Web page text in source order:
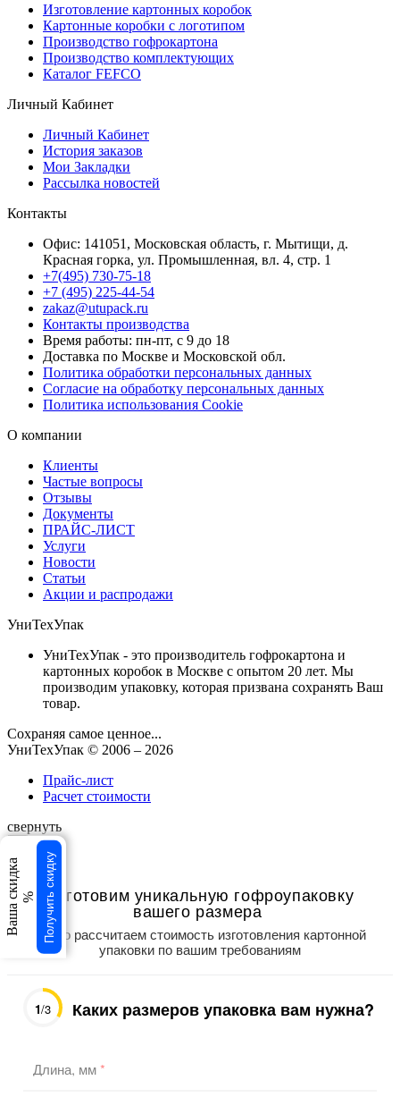
Изготовление картонных коробок
Картонные коробки с логотипом
Производство гофрокартона
Производство комплектующих
Каталог FEFCO
Личный Кабинет
Личный Кабинет
История заказов
Мои Закладки
Рассылка новостей
Контакты
Офис: 141051, Московская область, г. Мытищи, д.
Красная горка, ул. Промышленная, вл. 4, стр. 1
+7(495) 730-75-18
+7 (495) 225-44-54
zakaz@utupack.ru
Контакты производства
Время работы: пн-пт, с 9 до 18
Доставка по Москве и Московской обл.
Политика обработки персональных данных
Согласие на обработку персональных данных
Политика использования Cookie
О компании
Клиенты
Частые вопросы
Отзывы
Документы
ПРАЙС-ЛИСТ
Услуги
Новости
Статьи
Акции и распродажи
УниТехУпак
УниТехУпак - это производитель гофрокартона и
картонных коробок в Москве с опытом 20 лет. Мы
производим упаковку, которая призвана сохранять Ваш
товар.
Сохраняя самое ценное...
УниТехУпак © 2006 – 2026
Прайс-лист
Расчет стоимости
свернуть
×
Изготовим уникальную гофроупаковку
вашего размера
Точно рассчитаем стоимость изготовления картонной
упаковки по вашим требованиям
1/3 Каких размеров упаковка вам нужна?
Длина, мм*
Ваша скидка % Получить скидку